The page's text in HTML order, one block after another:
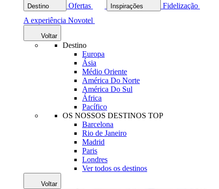
Destino Ofertas Inspirações
Fidelização
A experiência Novotel
Voltar
Destino
Europa
Ásia
Médio Oriente
América Do Norte
América Do Sul
África
Pacífico
OS NOSSOS DESTINOS TOP
Barcelona
Rio de Janeiro
Madrid
Paris
Londres
Ver todos os destinos
Voltar